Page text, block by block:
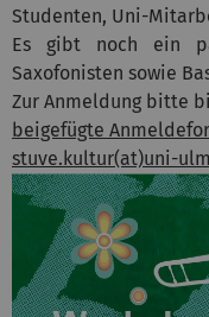
Studenten, Uni-
Es gibt noch ein
Saxofonisten sowie
Zur Anmeldung bitte
beigefügte
stuve.kultur(at)uni-